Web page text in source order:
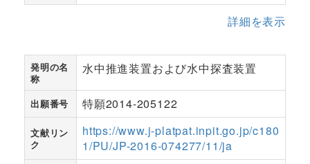
詳細を表示
発明の名
称
水中推進装置および水中探査装置
出願番号 特願2014-205122
文献リン
ク
https://www.j-platpat.inpit.go.jp/c180
1/PU/JP-2016-074277/11/ja